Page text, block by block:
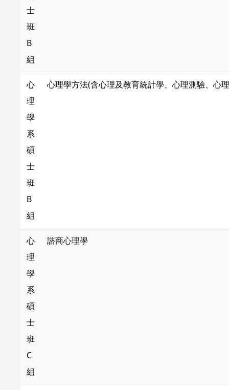
士
班
B
組
心
理
學
系
碩
士
班
B
組
心理學方法(含心理及教育統計學、心理測驗、心
心
理
學
系
碩
士
班
C
組
諮商心理學